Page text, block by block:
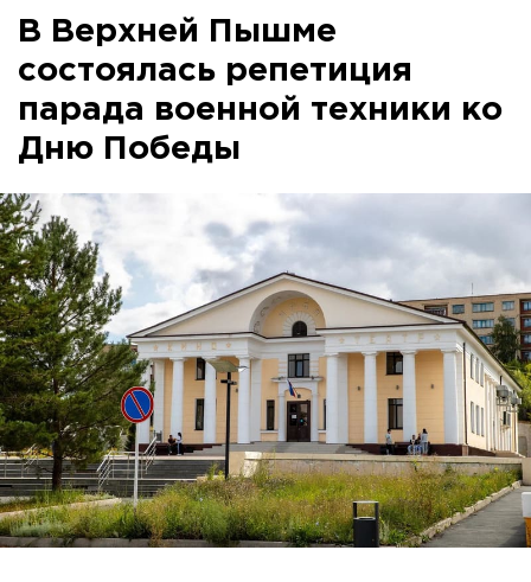
В Верхней Пышме
состоялась репетиция
парада военной техники ко
Дню Победы